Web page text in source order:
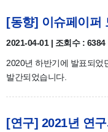
[동향] 이슈페이퍼
2021-04-01 | 조회수 : 6384
2020년 하반기에 발표되었
발간되었습니다.
[연구] 2021년 연